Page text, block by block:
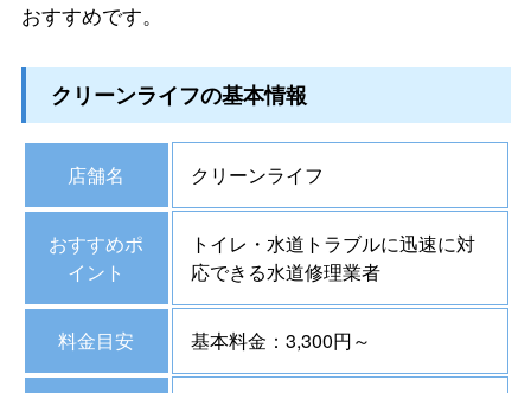
おすすめです。
クリーンライフの基本情報
店舗名 クリーンライフ
おすすめポ
イント
トイレ・水道トラブルに迅速に対
応できる水道修理業者
料金目安 基本料金：3,300円～